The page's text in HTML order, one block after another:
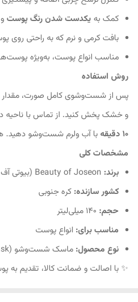
کمک به یکدست شدن رنگ پوست
بافت کرمی و نرم که به راحتی
مناسب انواع پوست، به‌ویژه
روش استفاده
پس از شست‌وشوی کامل صورت، مقدار
و خشک پخش کنید. از تماس با ناحیه
۱۰ دقیقه
با آب ولرم شست‌وشو دهید. هفته‌ای ۱ تا ۲ بار
مشخصات کلی
برند:
کشور سازنده: کره جنوبی
حجم:
مناسب برای: انواع پوست
نوع محصول: ماسک شست‌وشو (Wash-off Mask)
✨ با اصالت و ضمانت کالا، تقدیم به